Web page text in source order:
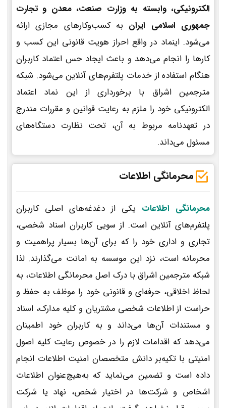
الکترونیکی، وابسته به وزارت صنعت، معدن و تجارت
جمهوری اسلامی ایران به کسب‌وکارهای مجازی ارائه
می‌شود. اینماد در واقع احراز هویت قانونی این کسب و
کارها را انجام می‌دهد و باعث ایجاد حس اعتماد کاربران
هنگام استفاده از خدمات پلتفرم‌های آنلاین می‌شود. شبکه
مترجمین اشراق با برخورداری از این نماد اعتماد
الکترونیکی خود را ملزم به رعایت قوانین و مقررات مندرج
در تعهدنامه مربوط به آن، تحت نظارت دستگاه‌های
مسئول می‌داند.
محرمانگی اطلاعات
محرمانگی اطلاعات یکی از دغدغه‌های اصلی کاربران
پلتفرم‌های آنلاین است. از سویی کاربران اسناد شخصی،
تجاری و اداری خود را که برای آن‌ها بسیار پراهمیت و
محرمانه است، نزد این موسسه به امانت می‌گذارند. لذا
شبکه مترجمین اشراق با درک اصل محرمانگی اطلاعات، به
لحاظ اخلاقی، حرفه‌ای و قانونی خود را موظف به حفظ و
حراست از اطلاعات شخصی مشتریان و کلیه مدارک، اسناد
و مستندات آن‌ها می‌داند و به کاربران خود اطمینان
می‌دهد که اقدامات لازم را در خصوص رعایت کلیه اصول
امنیتی با تکیه‌بر دانش متخصصان امنیت اطلاعات انجام
داده است و تضمین می‌نماید که به‌هیچ‌عنوان اطلاعات
اشخاص و شرکت‌ها در اختیار شخص، نهاد یا شرکت